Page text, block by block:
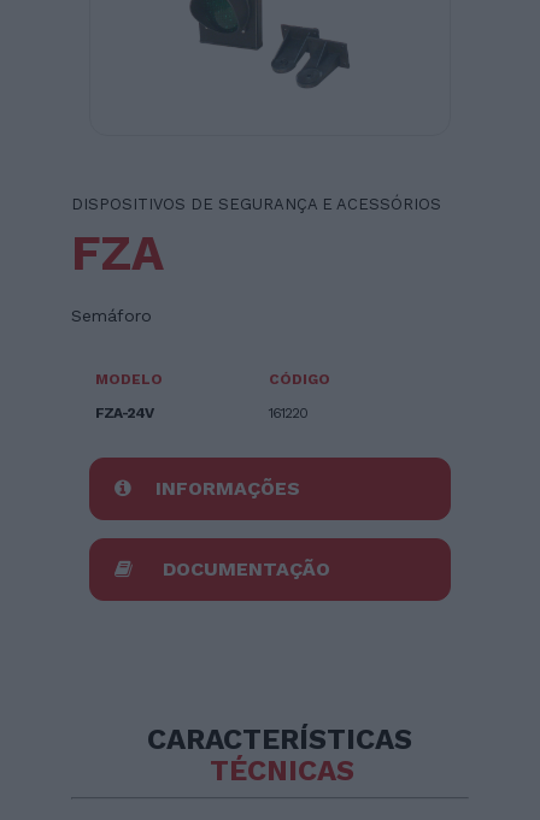
DISPOSITIVOS DE SEGURANÇA E ACESSÓRIOS
FZA
Semáforo
MODELO
CÓDIGO
FZA-24V
161220
INFORMAÇÕES
DOCUMENTAÇÃO
CARACTERÍSTICAS
TÉCNICAS